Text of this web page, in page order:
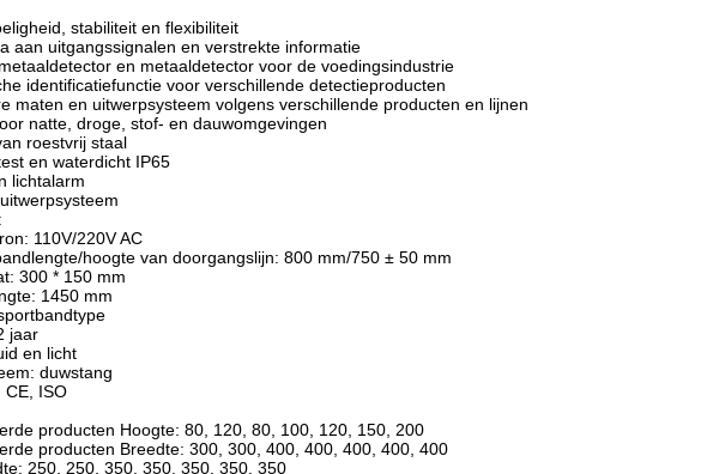
stabiliteit en flexibiliteit
aan uitgangssignalen en verstrekte informatie
en metaaldetector voor de voedingsindustrie
identificatiefunctie voor verschillende detectieproducten
maten en uitwerpsysteem volgens verschillende producten en lijnen
natte, droge, stof- en dauwomgevingen
roestvrij staal
en waterdicht IP65
lichtalarm
110V/220V AC
hoogte van doorgangslijn: 800 mm/750 ± 50 mm
300 * 150 mm
1450 mm
jaar
en licht
duwstang
CE, ISO
producten Hoogte: 80, 120, 80, 100, 120, 150, 200
producten Breedte: 300, 300, 400, 400, 400, 400, 400
250, 250, 350, 350, 350, 350, 350